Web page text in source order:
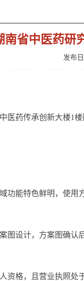
南省中医药
发布
药传承创新大楼1楼
能特色鲜明，使用方
设计，方案图确认后
格，且营业执照处于